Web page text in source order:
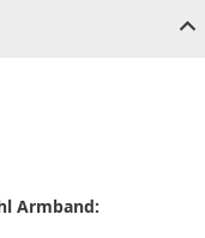
Armband: